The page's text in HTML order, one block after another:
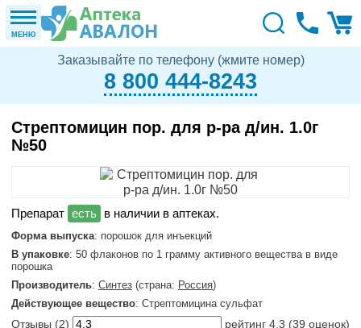
МЕНЮ
Заказывайте по телефону (жмите номер)
8 800 444-8243
Стрептомицин пор. для р-ра д/ин. 1.0г
№50
в наличии в аптеках.
Форма выпуска: порошок для инъекций
В упаковке: 50 флаконов по 1 грамму активного вещества в виде
порошка
Производитель: Синтез (страна: Россия)
Действующее вещество: Стрептомицина сульфат
Отзывы (2) рейтинг 4.3 (39 оценок)